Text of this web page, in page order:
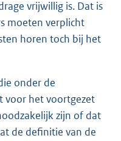
vrijwillig is. Dat is
moeten verplicht
horen toch bij het
onder de
voor het voortgezet
zijn of dat
de definitie van de